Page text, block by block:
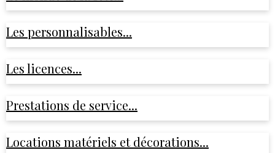
Les personnalisables...
Les licences...
Prestations de service...
Locations matériels et décorations...